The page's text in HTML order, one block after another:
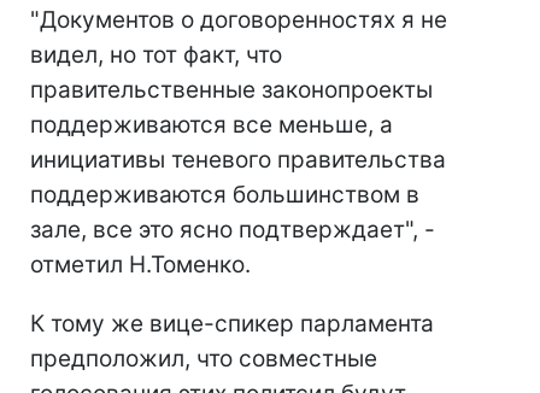
"Документов о договоренностях я не
видел, но тот факт, что
правительственные законопроекты
поддерживаются все меньше, а
инициативы теневого правительства
поддерживаются большинством в
зале, все это ясно подтверждает", -
отметил Н.Томенко.
К тому же вице-спикер парламента
предположил, что совместные